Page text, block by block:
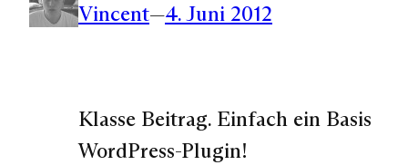
Vincent—4. Juni 2012
Klasse Beitrag. Einfach ein Basis
WordPress-Plugin!